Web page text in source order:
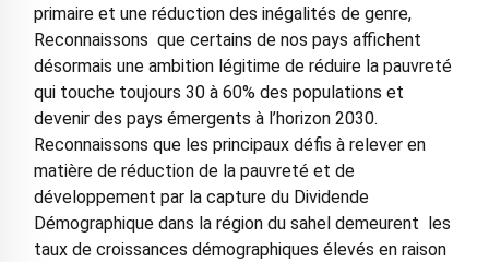
primaire et une réduction des inégalités de genre,
Reconnaissons que certains de nos pays affichent
désormais une ambition légitime de réduire la pauvreté
qui touche toujours 30 à 60% des populations et
devenir des pays émergents à l’horizon 2030.
Reconnaissons que les principaux défis à relever en
matière de réduction de la pauvreté et de
développement par la capture du Dividende
Démographique dans la région du sahel demeurent les
taux de croissances démographiques élevés en raison